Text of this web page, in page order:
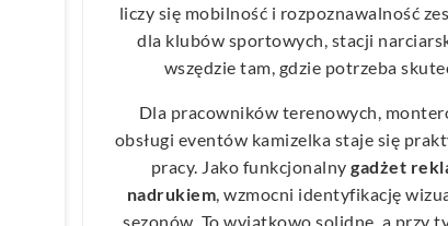
liczy się mobilność i rozpoznawalność
dla klubów sportowych, stacji
wszędzie tam, gdzie potrzeba
Dla pracowników terenowych,
obsługi eventów kamizelka staje się
pracy. Jako funkcjonalny gadżet
nadrukiem, wzmocni identyfikację
sezonów. To wyjątkowo solidne, a przy